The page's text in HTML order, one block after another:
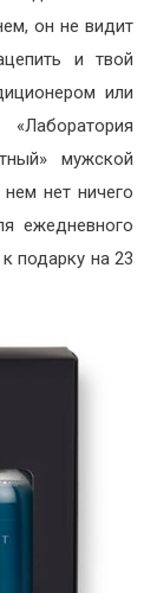
он не видит
и твой
или
«Лаборатория
мужской
нем нет ничего
ежедневного
подарку на 23